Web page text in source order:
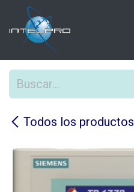
Ir al contenido
Todos los productos